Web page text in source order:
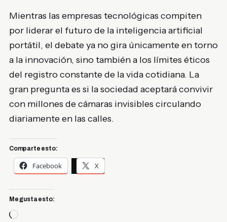
Mientras las empresas tecnológicas compiten
por liderar el futuro de la inteligencia artificial
portátil, el debate ya no gira únicamente en torno
a la innovación, sino también a los límites éticos
del registro constante de la vida cotidiana. La
gran pregunta es si la sociedad aceptará convivir
con millones de cámaras invisibles circulando
diariamente en las calles.
Comparte esto:
Facebook X
Me gusta esto:
Cargando...